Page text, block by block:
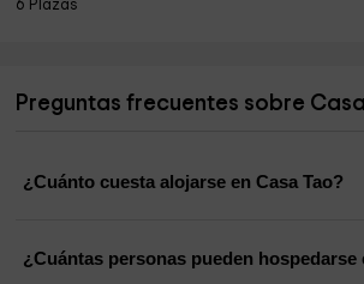
6 Plazas
Preguntas frecuentes sobre
¿Cuánto cuesta alojarse en Casa Tao?
¿Cuántas personas pueden hospedarse